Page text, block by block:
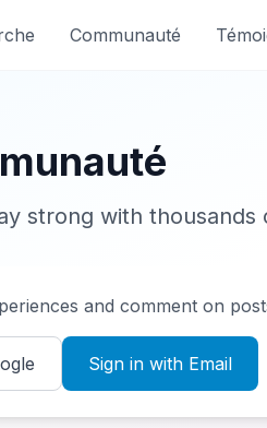
Communauté
strong with thousands
and comment on
Sign in with Email